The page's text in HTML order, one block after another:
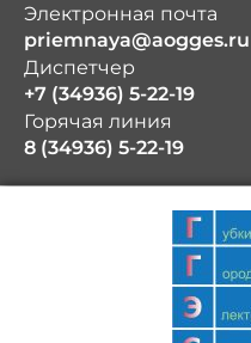
Электронная почта
priemnaya@aogges.ru
Диспетчер
+7 (34936) 5-22-19
Горячая линия
8 (34936) 5-22-19